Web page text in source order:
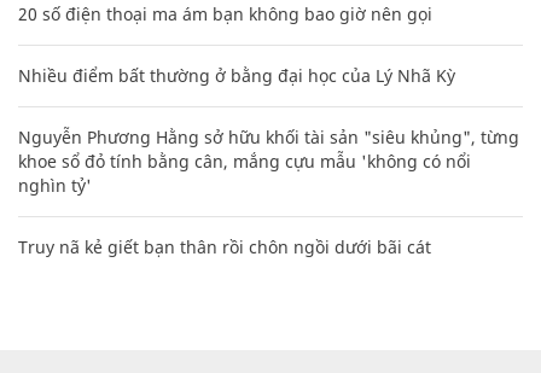
20 số điện thoại ma ám bạn không bao giờ nên gọi
Nhiều điểm bất thường ở bằng đại học của Lý Nhã Kỳ
Nguyễn Phương Hằng sở hữu khối tài sản "siêu khủng", từng
khoe sổ đỏ tính bằng cân, mắng cựu mẫu 'không có nổi
nghìn tỷ'
Truy nã kẻ giết bạn thân rồi chôn ngồi dưới bãi cát